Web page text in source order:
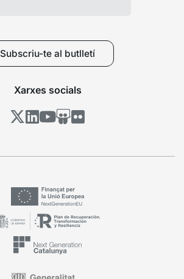
Subscriu-te al butlletí
Xarxes socials